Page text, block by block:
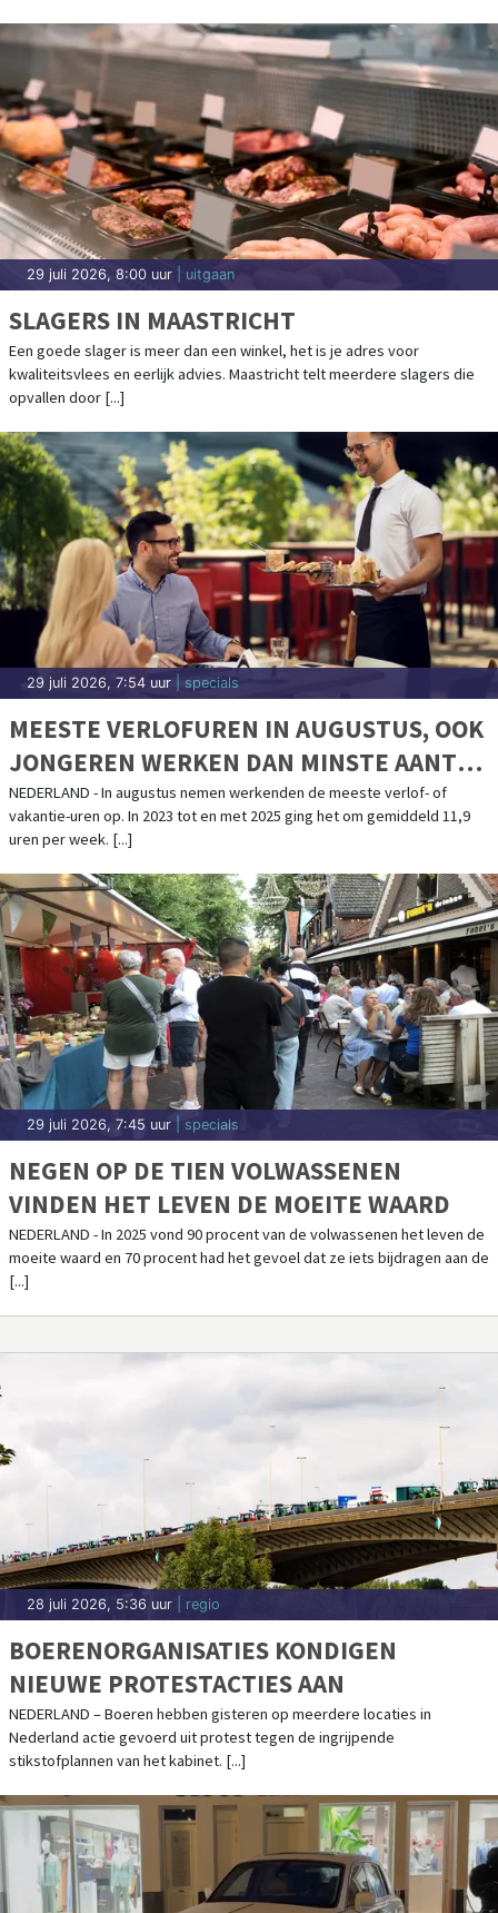
29 juli 2026, 8:00 uur | uitgaan
SLAGERS IN MAASTRICHT
Een goede slager is meer dan een winkel, het is je adres voor
kwaliteitsvlees en eerlijk advies. Maastricht telt meerdere slagers die
opvallen door [...]
29 juli 2026, 7:54 uur | specials
MEESTE VERLOFUREN IN AUGUSTUS, OOK
JONGEREN WERKEN DAN MINSTE AANTAL
UREN
NEDERLAND - In augustus nemen werkenden de meeste verlof- of
vakantie-uren op. In 2023 tot en met 2025 ging het om gemiddeld 11,9
uren per week. [...]
29 juli 2026, 7:45 uur | specials
NEGEN OP DE TIEN VOLWASSENEN
VINDEN HET LEVEN DE MOEITE WAARD
NEDERLAND - In 2025 vond 90 procent van de volwassenen het leven de
moeite waard en 70 procent had het gevoel dat ze iets bijdragen aan de
[...]
28 juli 2026, 5:36 uur | regio
BOERENORGANISATIES KONDIGEN
NIEUWE PROTESTACTIES AAN
NEDERLAND – Boeren hebben gisteren op meerdere locaties in
Nederland actie gevoerd uit protest tegen de ingrijpende
stikstofplannen van het kabinet. [...]